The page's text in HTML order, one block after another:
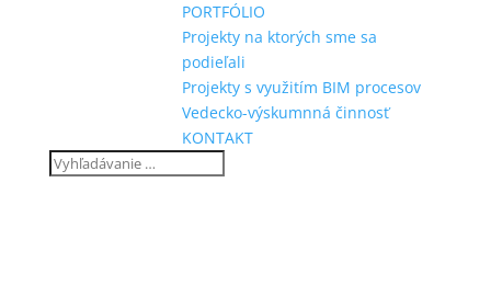
PORTFÓLIO
Projekty na ktorých sme sa
podieľali
Projekty s využitím BIM procesov
Vedecko-výskumnná činnosť
KONTAKT